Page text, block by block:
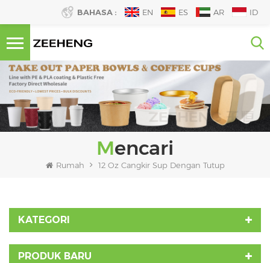
BAHASA : EN ES AR ID
Mencari
Rumah 12 Oz Cangkir Sup Dengan Tutup
KATEGORI
PRODUK BARU